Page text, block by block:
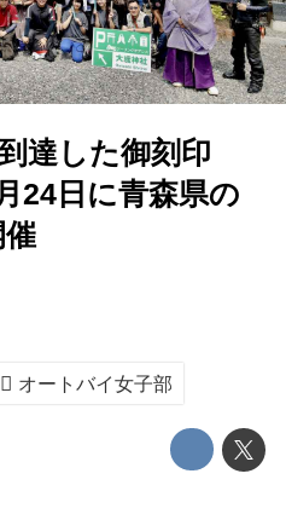
達した御刻印
24日に青森県の
オートバイ女子部